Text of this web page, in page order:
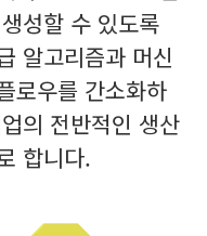
성할 수 있도록
알고리즘과 머신
로우를 간소화하
의 전반적인 생산
합니다.